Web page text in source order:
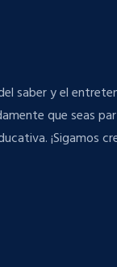
saber y el
que seas
¡Sigamos